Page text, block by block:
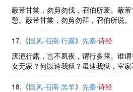
蔽芾甘棠，勿剪勿伐，召伯所茇。蔽
憩。蔽芾甘棠，勿剪勿拜，召伯所说。
17.《国风·召南·行露》先秦·诗经
厌浥行露，岂不夙夜，谓行多露。谁
女无家？何以速我狱？虽速我狱，室
我墉？谁谓女无家？何以速我讼？虽
18.《国风·召南·羔羊》先秦·诗经